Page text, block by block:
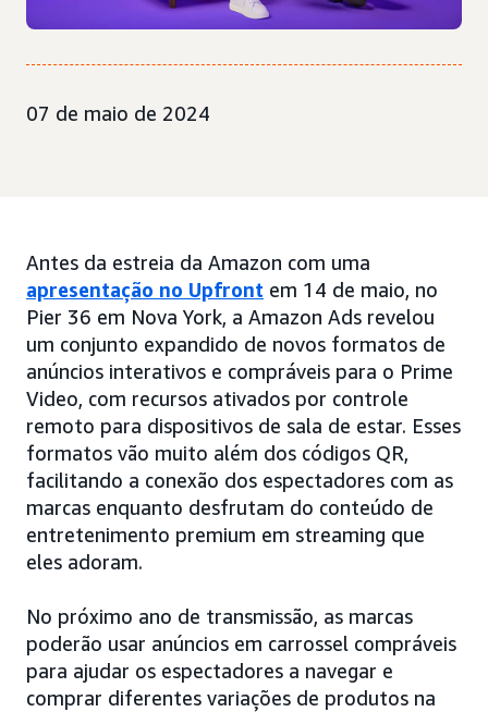
07 de maio de 2024
Antes da estreia da Amazon com uma
apresentação no Upfront em 14 de maio, no
Pier 36 em Nova York, a Amazon Ads revelou
um conjunto expandido de novos formatos de
anúncios interativos e compráveis para o Prime
Video, com recursos ativados por controle
remoto para dispositivos de sala de estar. Esses
formatos vão muito além dos códigos QR,
facilitando a conexão dos espectadores com as
marcas enquanto desfrutam do conteúdo de
entretenimento premium em streaming que
eles adoram.
No próximo ano de transmissão, as marcas
poderão usar anúncios em carrossel compráveis
para ajudar os espectadores a navegar e
comprar diferentes variações de produtos na